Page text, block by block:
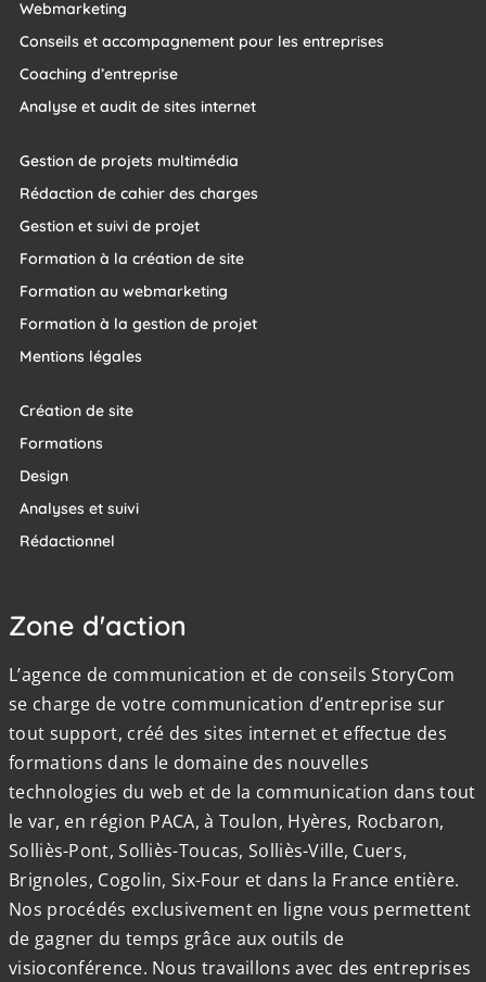
Webmarketing
Conseils et accompagnement pour les entreprises
Coaching d’entreprise
Analyse et audit de sites internet
Gestion de projets multimédia
Rédaction de cahier des charges
Gestion et suivi de projet
Formation à la création de site
Formation au webmarketing
Formation à la gestion de projet
Mentions légales
Création de site
Formations
Design
Analyses et suivi
Rédactionnel
Zone d'action
L’agence de communication et de conseils StoryCom
se charge de votre communication d’entreprise sur
tout support, créé des sites internet et effectue des
formations dans le domaine des nouvelles
technologies du web et de la communication dans tout
le var, en région PACA, à Toulon, Hyères, Rocbaron,
Solliès-Pont, Solliès-Toucas, Solliès-Ville, Cuers,
Brignoles, Cogolin, Six-Four et dans la France entière.
Nos procédés exclusivement en ligne vous permettent
de gagner du temps grâce aux outils de
visioconférence. Nous travaillons avec des entreprises